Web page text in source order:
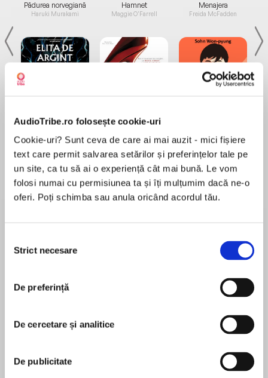
AudioTribe.ro folosește cookie-uri
Cookie-uri? Sunt ceva de care ai mai auzit - mici fișiere
text care permit salvarea setărilor și preferințelor tale pe
un site, ca tu să ai o experiență cât mai bună. Le vom
folosi numai cu permisiunea ta și îți mulțumim dacă ne-o
oferi. Poți schimba sau anula oricând acordul tău.
consimțământului
Strict necesare
De preferință
De cercetare și analitice
De publicitate
Pădurea norvegiană
Haruki Murakami
de...
Dani Francis
Hamnet
Maggie O'Farrell
la...
Lauren Weisberger
Menajera
Freida McFadden
Desprecarte
gift that turns everything his lips touch into
chocolate! Kids will eat this up for summer
Can you ever have too much of your favorite
for millions of kids, teachers, and parents for
several generations. It's an enjoyable story that
MAI MULT
În acest moment nu există recenzii